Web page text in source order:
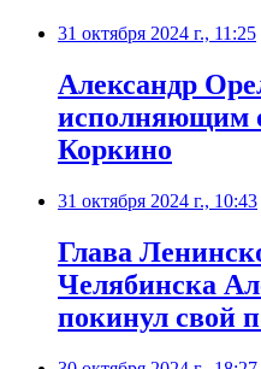
31 октября 2024 г., 11:25
Александр
исполняющим
Коркино
31 октября 2024 г., 10:43
Глава
Челябинска
покинул свой